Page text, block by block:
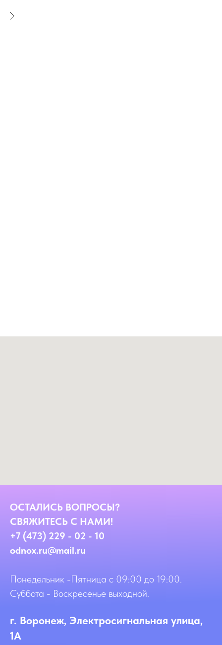
ОСТАЛИСЬ ВОПРОСЫ?
СВЯЖИТЕСЬ С НАМИ!
+7 (473) 229 - 02 - 10
odnox.ru@mail.ru
Понедельник -Пятница с 09:00 до 19:00.
Суббота - Воскресенье выходной.
г. Воронеж, Электросигнальная улица,
1А